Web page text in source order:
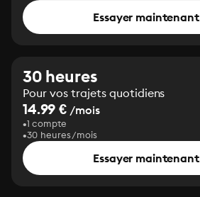
Essayer maintenant
30 heures
Pour vos trajets quotidiens
14.99 € /mois
1 compte
30 heures/mois
Essayer maintenant